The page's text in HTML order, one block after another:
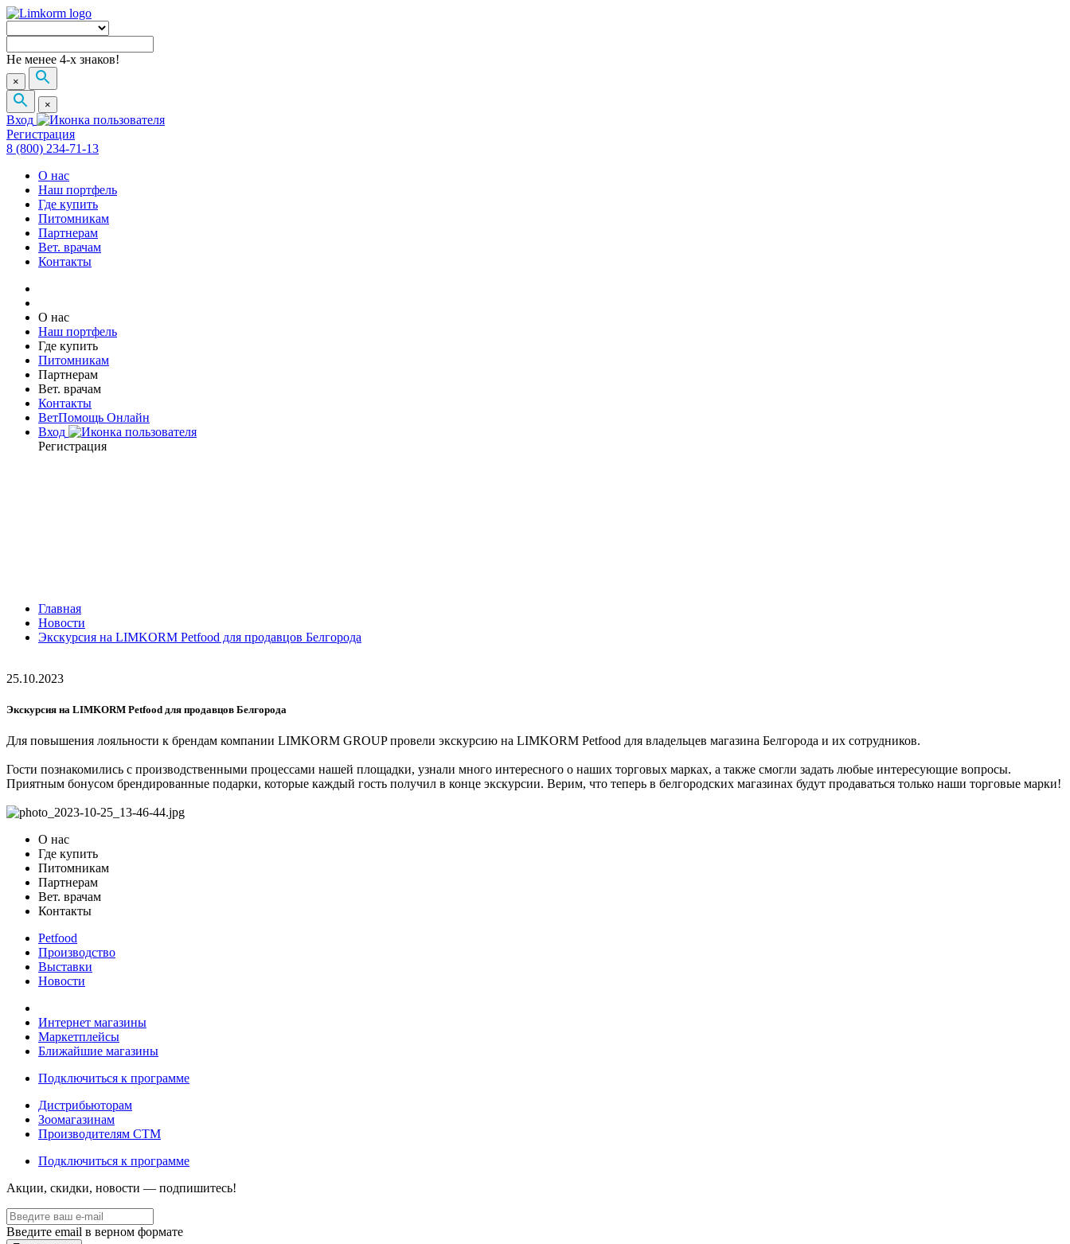
Не менее 4-х знаков!
×
×
Вход
Регистрация
8 (800) 234-71-13
О нас
Наш портфель
Где купить
Питомникам
Партнерам
Вет. врачам
Контакты
О нас
Наш портфель
Где купить
Питомникам
Партнерам
Вет. врачам
Контакты
ВетПомощь Онлайн
Вход
Регистрация
Главная
Новости
Экскурсия на LIMKORM Petfood для продавцов Белгорода
25.10.2023
Экскурсия на LIMKORM Petfood для продавцов Белгорода
Для повышения лояльности к брендам компании LIMKORM GROUP провели экскурсию на LIMKORM Petfood для владельцев магазина Белгорода и их сотрудников.
Гости познакомились с производственными процессами нашей площадки, узнали много интересного о наших торговых марках, а также смогли задать любые интересующие вопросы.
Приятным бонусом брендированные подарки, которые каждый гость получил в конце экскурсии. Верим, что теперь в белгородских магазинах будут продаваться только наши торговые марки!
О нас
Где купить
Питомникам
Партнерам
Вет. врачам
Контакты
Petfood
Производство
Выставки
Новости
Интернет магазины
Маркетплейсы
Ближайшие магазины
Подключиться к программе
Дистрибьюторам
Зоомагазинам
Производителям CTM
Подключиться к программе
Акции, скидки, новости — подпишитесь!
Введите email в верном формате